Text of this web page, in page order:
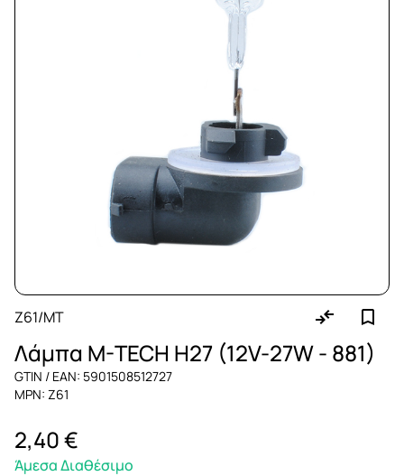
Z61/MT
Λάμπα M-TECH H27 (12V-27W - 881)
GTIN / EAN: 5901508512727
MPN: Z61
2,40 €
Άμεσα Διαθέσιμο